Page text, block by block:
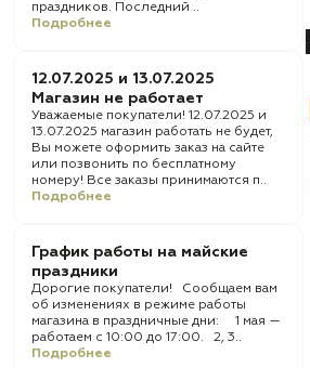
праздников. Последний ..
Подробнее
12.07.2025 и 13.07.2025
Магазин не работает
Уважаемые покупатели! 12.07.2025 и
13.07.2025 магазин работать не будет,
Вы можете оформить заказ на сайте
или позвонить по бесплатному
номеру! Все заказы принимаются п..
Подробнее
График работы на майские
праздники
Дорогие покупатели! Сообщаем вам
об изменениях в режиме работы
магазина в праздничные дни: 1 мая —
работаем с 10:00 до 17:00. 2, 3..
Подробнее